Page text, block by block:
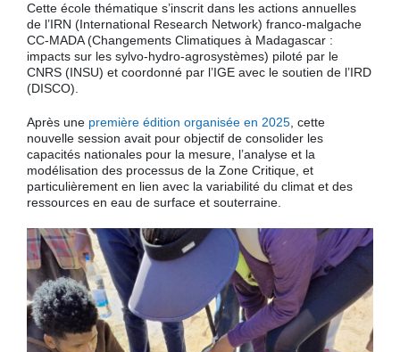
Cette école thématique s’inscrit dans les actions annuelles
de l’IRN (International Research Network) franco-malgache
CC-MADA (Changements Climatiques à Madagascar :
impacts sur les sylvo-hydro-agrosystèmes) piloté par le
CNRS (INSU) et coordonné par l’IGE avec le soutien de l’IRD
(DISCO).
Après une première édition organisée en 2025, cette
nouvelle session avait pour objectif de consolider les
capacités nationales pour la mesure, l’analyse et la
modélisation des processus de la Zone Critique, et
particulièrement en lien avec la variabilité du climat et des
ressources en eau de surface et souterraine.